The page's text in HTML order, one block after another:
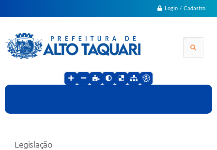
Login / Cadastro
Legislação